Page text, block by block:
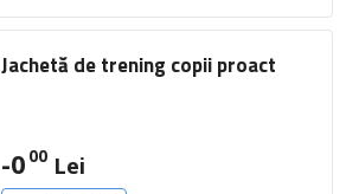
Jachetă de trening copii proact
-0 00 Lei